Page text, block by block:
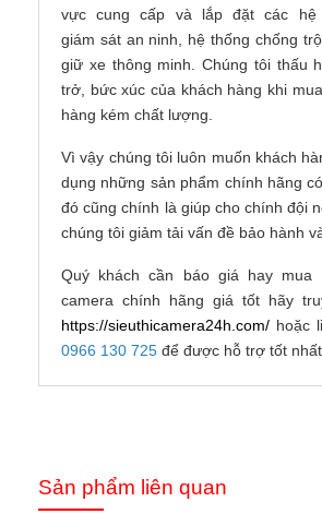
vực cung cấp và lắp đặt các hệ
giám sát an ninh, hệ thống chống
giữ xe thông minh. Chúng tôi thấu
trở, bức xúc của khách hàng khi
hàng kém chất lượng.
Vì vậy chúng tôi luôn muốn khách
dụng những sản phẩm chính hãng
đó cũng chính là giúp cho chính đội
chúng tôi giảm tải vấn đề bảo hành
Quý khách cần báo giá hay mua
camera chính hãng giá tốt hãy
https://sieuthicamera24h.com/ hoặc
0966 130 725 để được hỗ trợ tốt nhất.
Sản phẩm liên quan